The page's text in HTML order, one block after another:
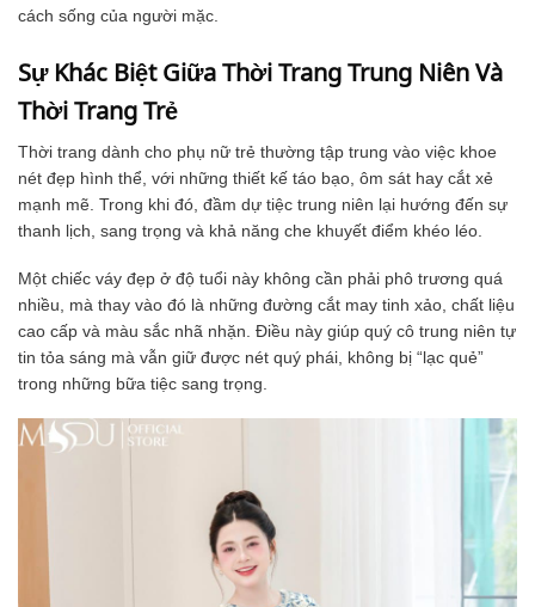
cách sống của người mặc.
Sự Khác Biệt Giữa Thời Trang Trung Niên Và
Thời Trang Trẻ
Thời trang dành cho phụ nữ trẻ thường tập trung vào việc khoe
nét đẹp hình thể, với những thiết kế táo bạo, ôm sát hay cắt xẻ
mạnh mẽ. Trong khi đó, đầm dự tiệc trung niên lại hướng đến sự
thanh lịch, sang trọng và khả năng che khuyết điểm khéo léo.
Một chiếc váy đẹp ở độ tuổi này không cần phải phô trương quá
nhiều, mà thay vào đó là những đường cắt may tinh xảo, chất liệu
cao cấp và màu sắc nhã nhặn. Điều này giúp quý cô trung niên tự
tin tỏa sáng mà vẫn giữ được nét quý phái, không bị “lạc quẻ”
trong những bữa tiệc sang trọng.